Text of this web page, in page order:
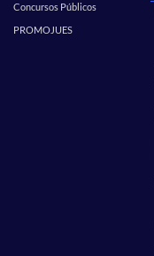
Concursos Públicos
PROMOJUES